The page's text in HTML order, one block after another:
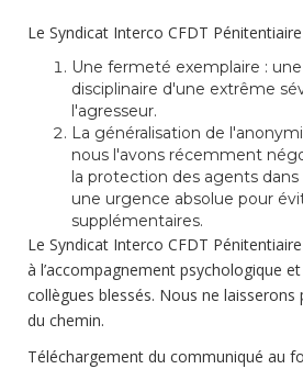
Le Syndicat Interco CFDT
Une fermeté exemplaire :
disciplinaire d'une extrême
l'agresseur.
La généralisation de
nous l'avons récemment
la protection des agents
une urgence absolue pour
supplémentaires.
Le Syndicat Interco CFDT
à l’accompagnement psychologique
collègues blessés. Nous ne laisserons
du chemin.
Téléchargement du communiqué au